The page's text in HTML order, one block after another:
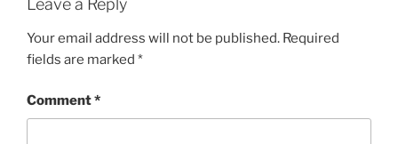
Leave a Reply
Your email address will not be published. Required
fields are marked *
Comment*